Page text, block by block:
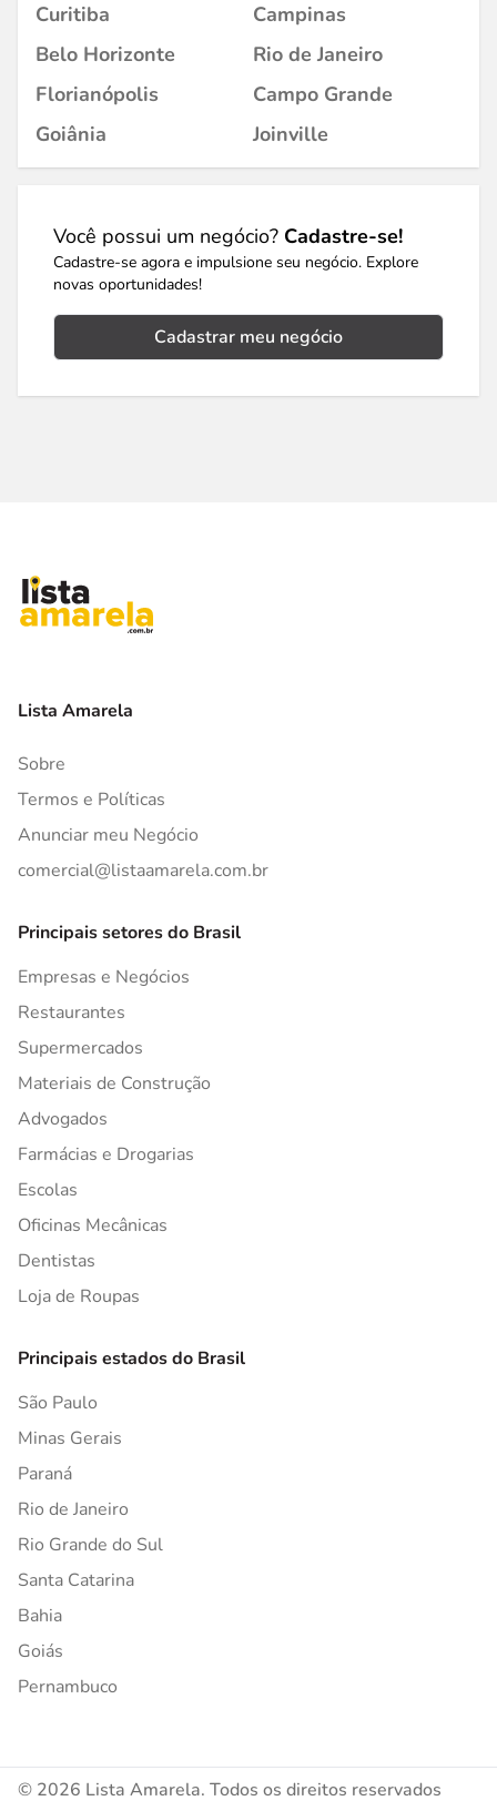
Curitiba
Campinas
Belo Horizonte
Rio de Janeiro
Florianópolis
Campo Grande
Goiânia
Joinville
Você possui um negócio? Cadastre-se!
Cadastre-se agora e impulsione seu negócio. Explore
novas oportunidades!
Cadastrar meu negócio
Lista Amarela
Sobre
Termos e Políticas
Anunciar meu Negócio
comercial@listaamarela.com.br
Principais setores do Brasil
Empresas e Negócios
Restaurantes
Supermercados
Materiais de Construção
Advogados
Farmácias e Drogarias
Escolas
Oficinas Mecânicas
Dentistas
Loja de Roupas
Principais estados do Brasil
São Paulo
Minas Gerais
Paraná
Rio de Janeiro
Rio Grande do Sul
Santa Catarina
Bahia
Goiás
Pernambuco
© 2026 Lista Amarela. Todos os direitos reservados